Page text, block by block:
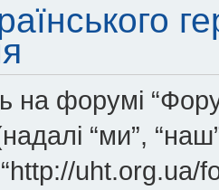
на форумі
“ми”,
uht.org.ua/